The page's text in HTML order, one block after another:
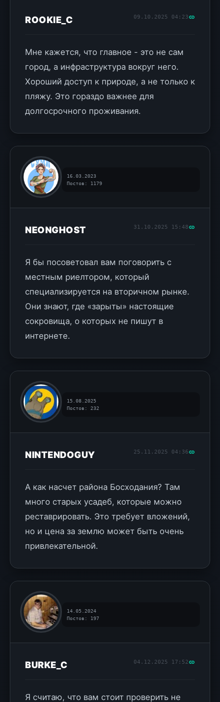
ROOKIE_C 09.10.2025 04:23
Мне кажется, что главное - это не сам
город, а инфраструктура вокруг него.
Хороший доступ к природе, а не только к
пляжу. Это гораздо важнее для
долгосрочного проживания.
16.03.2023
Постов: 1179
NEONGHOST 31.10.2025 15:48
Я бы посоветовал вам поговорить с
местным риелтором, который
специализируется на вторичном рынке.
Они знают, где «зарыты» настоящие
сокровища, о которых не пишут в
интернете.
15.08.2025
Постов: 232
NINTENDOGUY 25.11.2025 04:36
А как насчет района Босходания? Там
много старых усадеб, которые можно
реставрировать. Это требует вложений,
но и цена за землю может быть очень
привлекательной.
14.05.2024
Постов: 197
BURKE_C 04.12.2025 17:52
Я считаю, что вам стоит проверить не